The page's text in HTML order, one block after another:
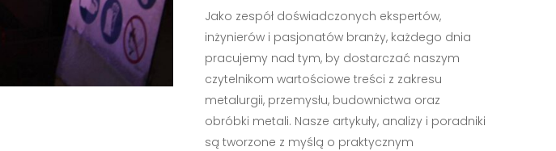
Jako zespół doświadczonych ekspertów,
inżynierów i pasjonatów branży, każdego dnia
pracujemy nad tym, by dostarczać naszym
czytelnikom wartościowe treści z zakresu
metalurgii, przemysłu, budownictwa oraz
obróbki metali. Nasze artykuły, analizy i poradniki
są tworzone z myślą o praktycznym